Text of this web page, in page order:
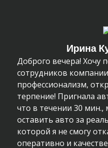
Ирина
Доброго вечера! Хочу
сотрудников
профессионализм,
терпение! Пригнала
что в течении 30
оставить авто за
которой я не смогу
оперативно и